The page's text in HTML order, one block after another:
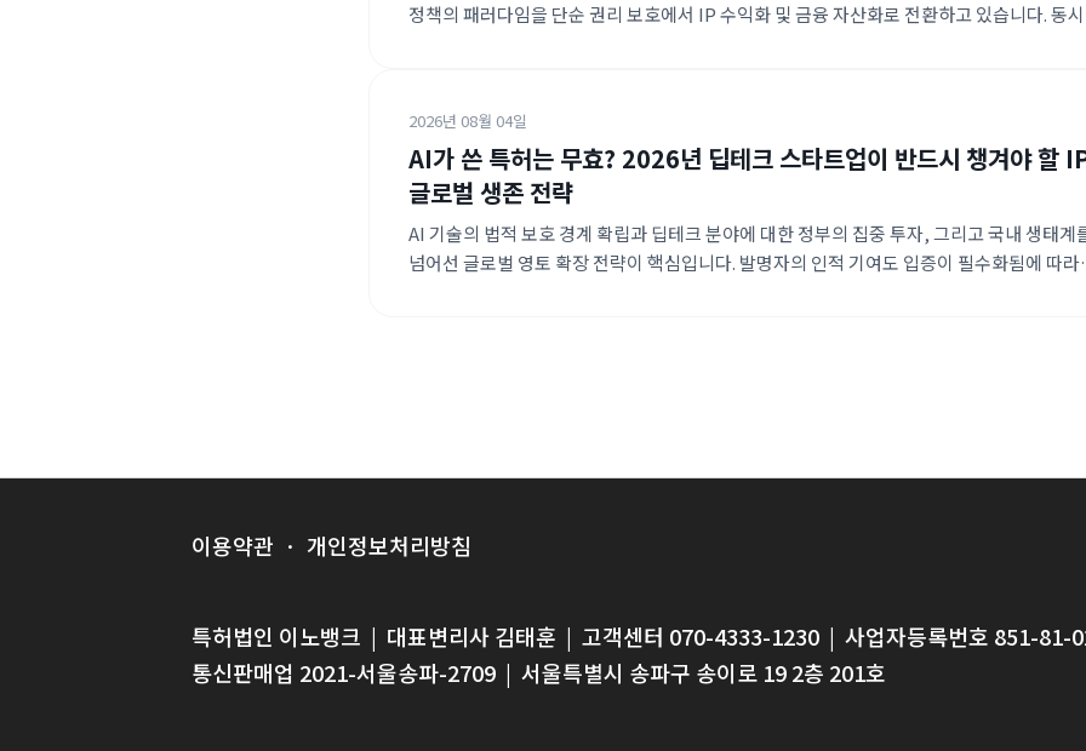
정책의 패러다임을 단순 권리 보호에서 IP 수익화 및 금융 자산화로 전환하고 있습니다. 동
2026년 08월 04일
AI가 쓴 특허는 무효? 2026년 딥테크 스타트업이 반드시 챙겨야 할
글로벌 생존 전략
AI 기술의 법적 보호 경계 확립과 딥테크 분야에 대한 정부의 집중 투자, 그리고 국내 생태계
넘어선 글로벌 영토 확장 전략이 핵심입니다. 발명자의 인적 기여도 입증이 필수화됨에 따라
이용약관 · 개인정보처리방침
특허법인 이노뱅크 | 대표변리사 김태훈 | 고객센터 070-4333-1230 | 사업자등록번호 851-81-
통신판매업 2021-서울송파-2709 | 서울특별시 송파구 송이로 19 2층 201호